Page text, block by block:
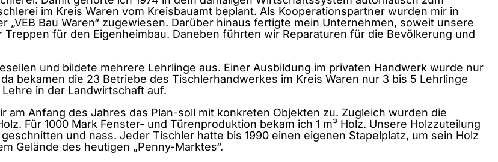
im Kreis Waren vom Kreisbauamt beplant. Als Kooperationspartner wurden mir in
„VEB Bau Waren“ zugewiesen. Darüber hinaus fertigte mein Unternehmen, soweit unsere
für den Eigenheimbau. Daneben führten wir Reparaturen für die Bevölkerung und
und bildete mehrere Lehrlinge aus. Einer Ausbildung im privaten Handwerk wurde nur
bekamen die 23 Betriebe des Tischlerhandwerkes im Kreis Waren nur 3 bis 5 Lehrlinge
in der Landwirtschaft auf.
am Anfang des Jahres das Plan-soll mit konkreten Objekten zu. Zugleich wurden die
Für 1000 Mark Fenster- und Türenproduktion bekam ich 1 m³ Holz. Unsere Holzzuteilung
und nass. Jeder Tischler hatte bis 1990 einen eigenen Stapelplatz, um sein Holz
Gelände des heutigen „Penny-Marktes“.